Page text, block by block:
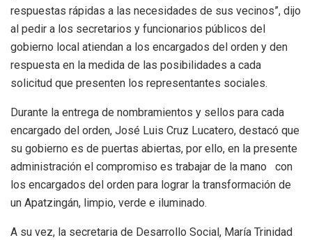
respuestas rápidas a las necesidades de sus vecinos”, dijo
al pedir a los secretarios y funcionarios públicos del
gobierno local atiendan a los encargados del orden y den
respuesta en la medida de las posibilidades a cada
solicitud que presenten los representantes sociales.
Durante la entrega de nombramientos y sellos para cada
encargado del orden, José Luis Cruz Lucatero, destacó que
su gobierno es de puertas abiertas, por ello, en la presente
administración el compromiso es trabajar de la mano con
los encargados del orden para lograr la transformación de
un Apatzingán, limpio, verde e iluminado.
A su vez, la secretaria de Desarrollo Social, María Trinidad